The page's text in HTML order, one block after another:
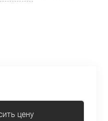
цену